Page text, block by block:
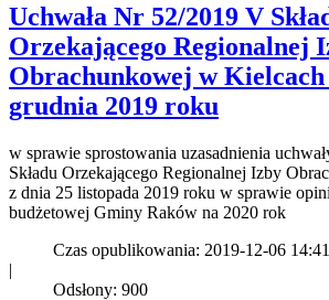
Uchwała Nr 52/2019 V
Orzekającego Regionalnej
Obrachunkowej w Kielcach
grudnia 2019 roku
w sprawie sprostowania uzasadnienia
Składu Orzekającego Regionalnej Izby
z dnia 25 listopada 2019 roku w sprawie
budżetowej Gminy Raków na 2020 rok
Czas opublikowania: 2019-12-06 14:41
|
Odsłony: 900